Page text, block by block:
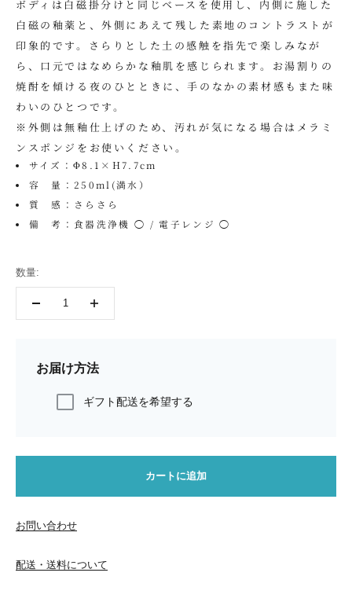
ボディは白磁掛分けと同じベースを使用し、内側に施した
白磁の釉薬と、外側にあえて残した素地のコントラストが
印象的です。さらりとした土の感触を指先で楽しみなが
ら、口元ではなめらかな釉肌を感じられます。お湯割りの
焼酎を傾ける夜のひとときに、手のなかの素材感もまた味
わいのひとつです。
※外側は無釉仕上げのため、汚れが気になる場合はメラミ
ンスポンジをお使いください。
サイズ：Φ8.1×H7.7cm
容 量：250ml(満水）
質 感：さらさら
備 考：食器洗浄機 ◯ / 電子レンジ ◯
数量:
お届け方法
ギフト配送を希望する
カートに追加
お問い合わせ
配送・送料について